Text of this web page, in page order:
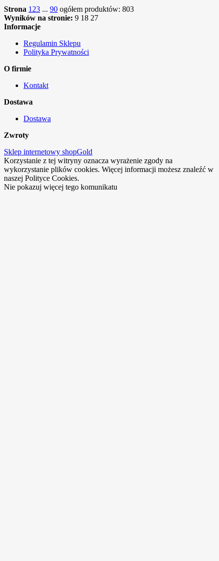
Strona 1 23 ... 90 ogółem produktów: 803
Wyników na stronie: 9 18 27
Informacje
Regulamin Sklepu
Polityka Prywatności
O firmie
Kontakt
Dostawa
Dostawa
Zwroty
Sklep internetowy shopGold
Korzystanie z tej witryny oznacza wyrażenie zgody na
wykorzystanie plików cookies. Więcej informacji możesz znaleźć w
naszej Polityce Cookies.
Nie pokazuj więcej tego komunikatu